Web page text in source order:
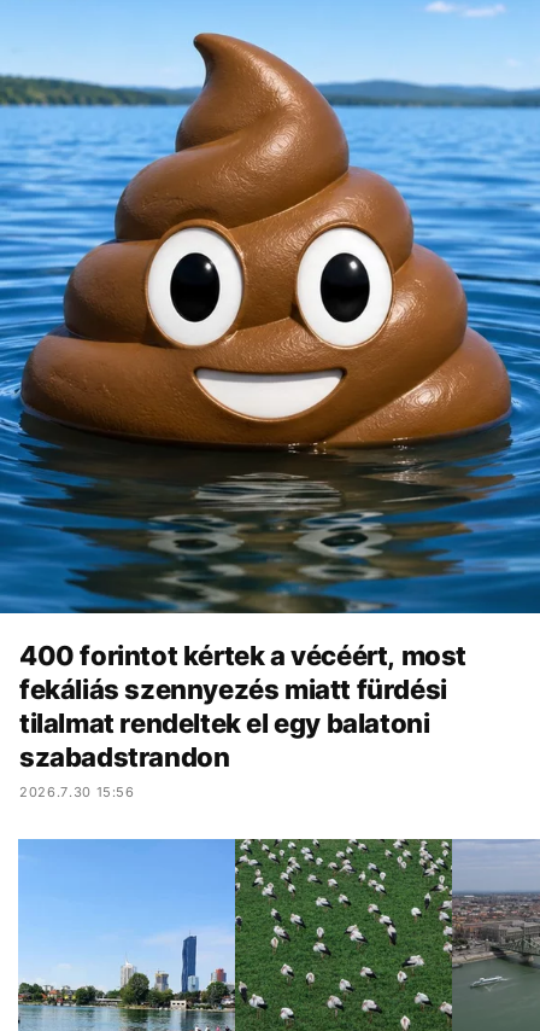
400 forintot kértek a vécéért, most
fekáliás szennyezés miatt fürdési
tilalmat rendeltek el egy balatoni
szabadstrandon
2026.7.30 15:56